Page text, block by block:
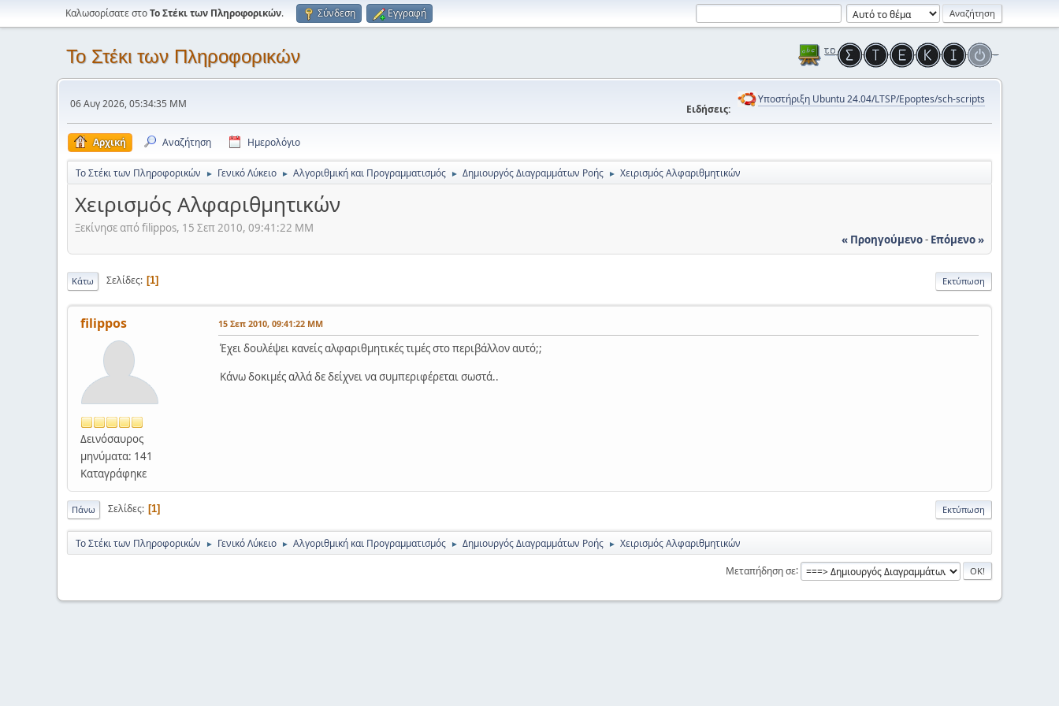
Καλωσορίσατε στοΤο Στέκι των Πληροφορικών. Σύνδεση Εγγραφή
Το Στέκι των Πληροφορικών
06 Αυγ 2026, 05:34:35 ΜΜ Ειδήσεις:
Υποστήριξη Ubuntu 24.04/LTSP/Epoptes/sch-scripts
Αρχική Αναζήτηση Ημερολόγιο
Το Στέκι των Πληροφορικών ► Γενικό Λύκειο ► Αλγοριθμική και Προγραμματισμός ► Δημιουργός Διαγραμμάτων Ροής ► Χειρισμός Αλφαριθμητικών
Χειρισμός Αλφαριθμητικών
Ξεκίνησε από filippos, 15 Σεπ 2010, 09:41:22 ΜΜ
« Προηγούμενο- Επόμενο »
Εκτύπωση
Κάτω Σελίδες 1
filippos
Δεινόσαυρος
μηνύματα: 141
Καταγράφηκε
15 Σεπ 2010, 09:41:22 ΜΜ
Έχει δουλέψει κανείς αλφαριθμητικές τιμές στο περιβάλλον αυτό;;
Κάνω δοκιμές αλλά δε δείχνει να συμπεριφέρεται σωστά..
Εκτύπωση
Πάνω Σελίδες 1
Το Στέκι των Πληροφορικών ► Γενικό Λύκειο ► Αλγοριθμική και Προγραμματισμός ► Δημιουργός Διαγραμμάτων Ροής ► Χειρισμός Αλφαριθμητικών
Μεταπήδηση σε